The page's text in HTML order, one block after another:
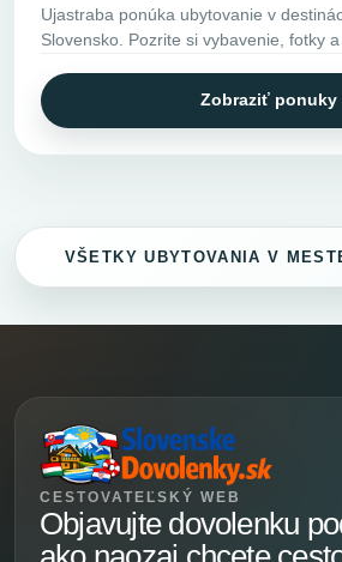
Ujastraba ponúka ubytovanie v
Slovensko. Pozrite si vybavenie, fotky
Zobraziť ponuky
VŠETKY UBYTOVANIA V
CESTOVATEĽSKÝ WEB
Objavujte dovolenku